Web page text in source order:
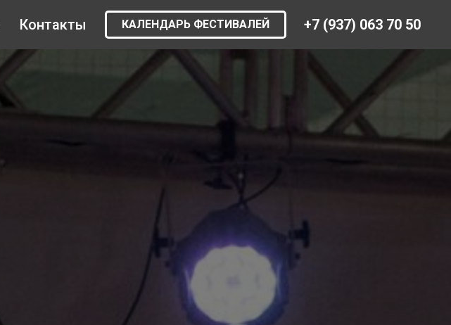
+7 (937) 063 70 50
КАЛЕНДАРЬ ФЕСТИВАЛЕЙ
Контакты